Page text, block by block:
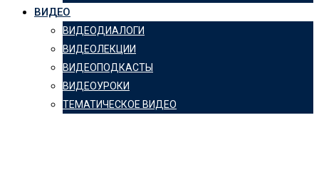
ВИДЕО
ВИДЕОДИАЛОГИ
ВИДЕОЛЕКЦИИ
ВИДЕОПОДКАСТЫ
ВИДЕОУРОКИ
ТЕМАТИЧЕСКОЕ ВИДЕО